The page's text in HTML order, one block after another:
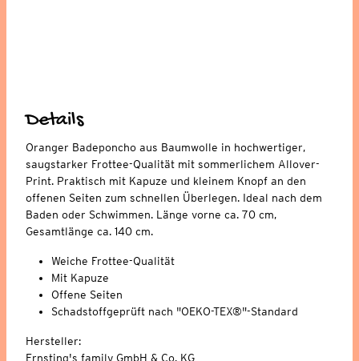
Details
Oranger Badeponcho aus Baumwolle in hochwertiger,
saugstarker Frottee-Qualität mit sommerlichem Allover-
Print. Praktisch mit Kapuze und kleinem Knopf an den
offenen Seiten zum schnellen Überlegen. Ideal nach dem
Baden oder Schwimmen. Länge vorne ca. 70 cm,
Gesamtlänge ca. 140 cm.
Weiche Frottee-Qualität
Mit Kapuze
Offene Seiten
Schadstoffgeprüft nach "OEKO-TEX®"-Standard
Hersteller:
Ernsting's family GmbH & Co. KG